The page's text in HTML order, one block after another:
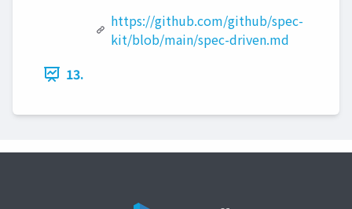
https://github.com/github/spec-
kit/blob/main/spec-driven.md
13.